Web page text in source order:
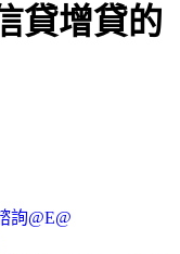
貸增貸的
詢@E@